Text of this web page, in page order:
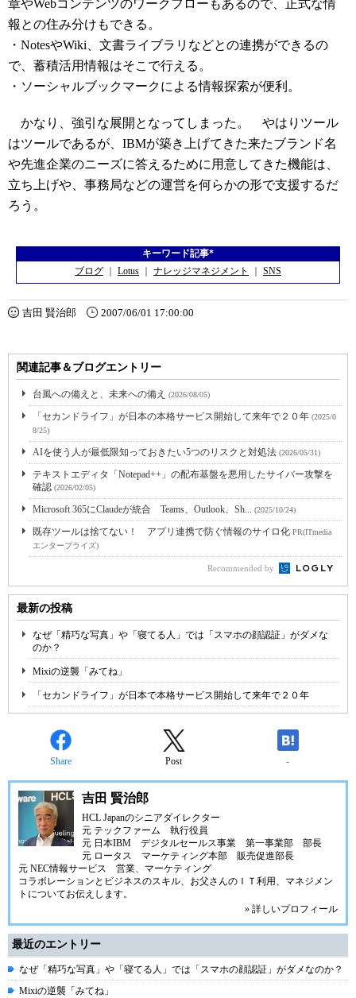
章やWebコンテンツのワークフローもあるので、正式な情
報との住み分けもできる。
・NotesやWiki、文書ライブラリなどとの連携ができるの
で、蓄積活用情報はそこで行える。
・ソーシャルブックマークによる情報探索が便利。
かなり、強引な展開となってしまった。 やはりツール
はツールであるが、IBMが築き上げてきた来たブランド名
や先進企業のニーズに答えるために用意してきた機能は、
立ち上げや、事務局などの運営を何らかの形で支援するだ
ろう。
キーワード記事*
ブログ
Lotus ナレッジマネジメント SNS
吉田 賢治郎 2007/06/01 17:00:00
関連記事＆ブログエントリー
台風への備えと、未来への備え (2026/08/05)
「セカンドライフ」が日本の本格サービス開始して来年で２０年 (2025/0
8/25)
AIを使う人が最低限知っておきたい5つのリスクと対処法 (2026/05/31)
テキストエディタ「Notepad++」の配布基盤を悪用したサイバー攻撃を
確認 (2026/02/05)
Microsoft 365にClaudeが統合 Teams、Outlook、Sh... (2025/10/24)
既存ツールは捨てない！ アプリ連携で防ぐ情報のサイロ化 PR(ITmedia
エンタープライズ)
Recommended by
最新の投稿
なぜ「精巧な写真」や「寝てる人」では「スマホの顔認証」がダメな
のか？
Mixiの逆襲「みてね」
「セカンドライフ」が日本で本格サービス開始して来年で２０年
Share Post -
吉田 賢治郎
HCL Japanのシニアダイレクター
元 テックファーム 執行役員
元 日本IBM デジタルセールス事業 第一事業部 部長
元 ロータス マーケティング本部 販売促進部長
元 NEC情報サービス 営業、マーケティング
コラボレーションとビジネスのスキル、お父さんのＩＴ利用、マネジメン
トについてお伝えします。
» 詳しいプロフィール
最近のエントリー
なぜ「精巧な写真」や「寝てる人」では「スマホの顔認証」がダメなのか？
Mixiの逆襲「みてね」